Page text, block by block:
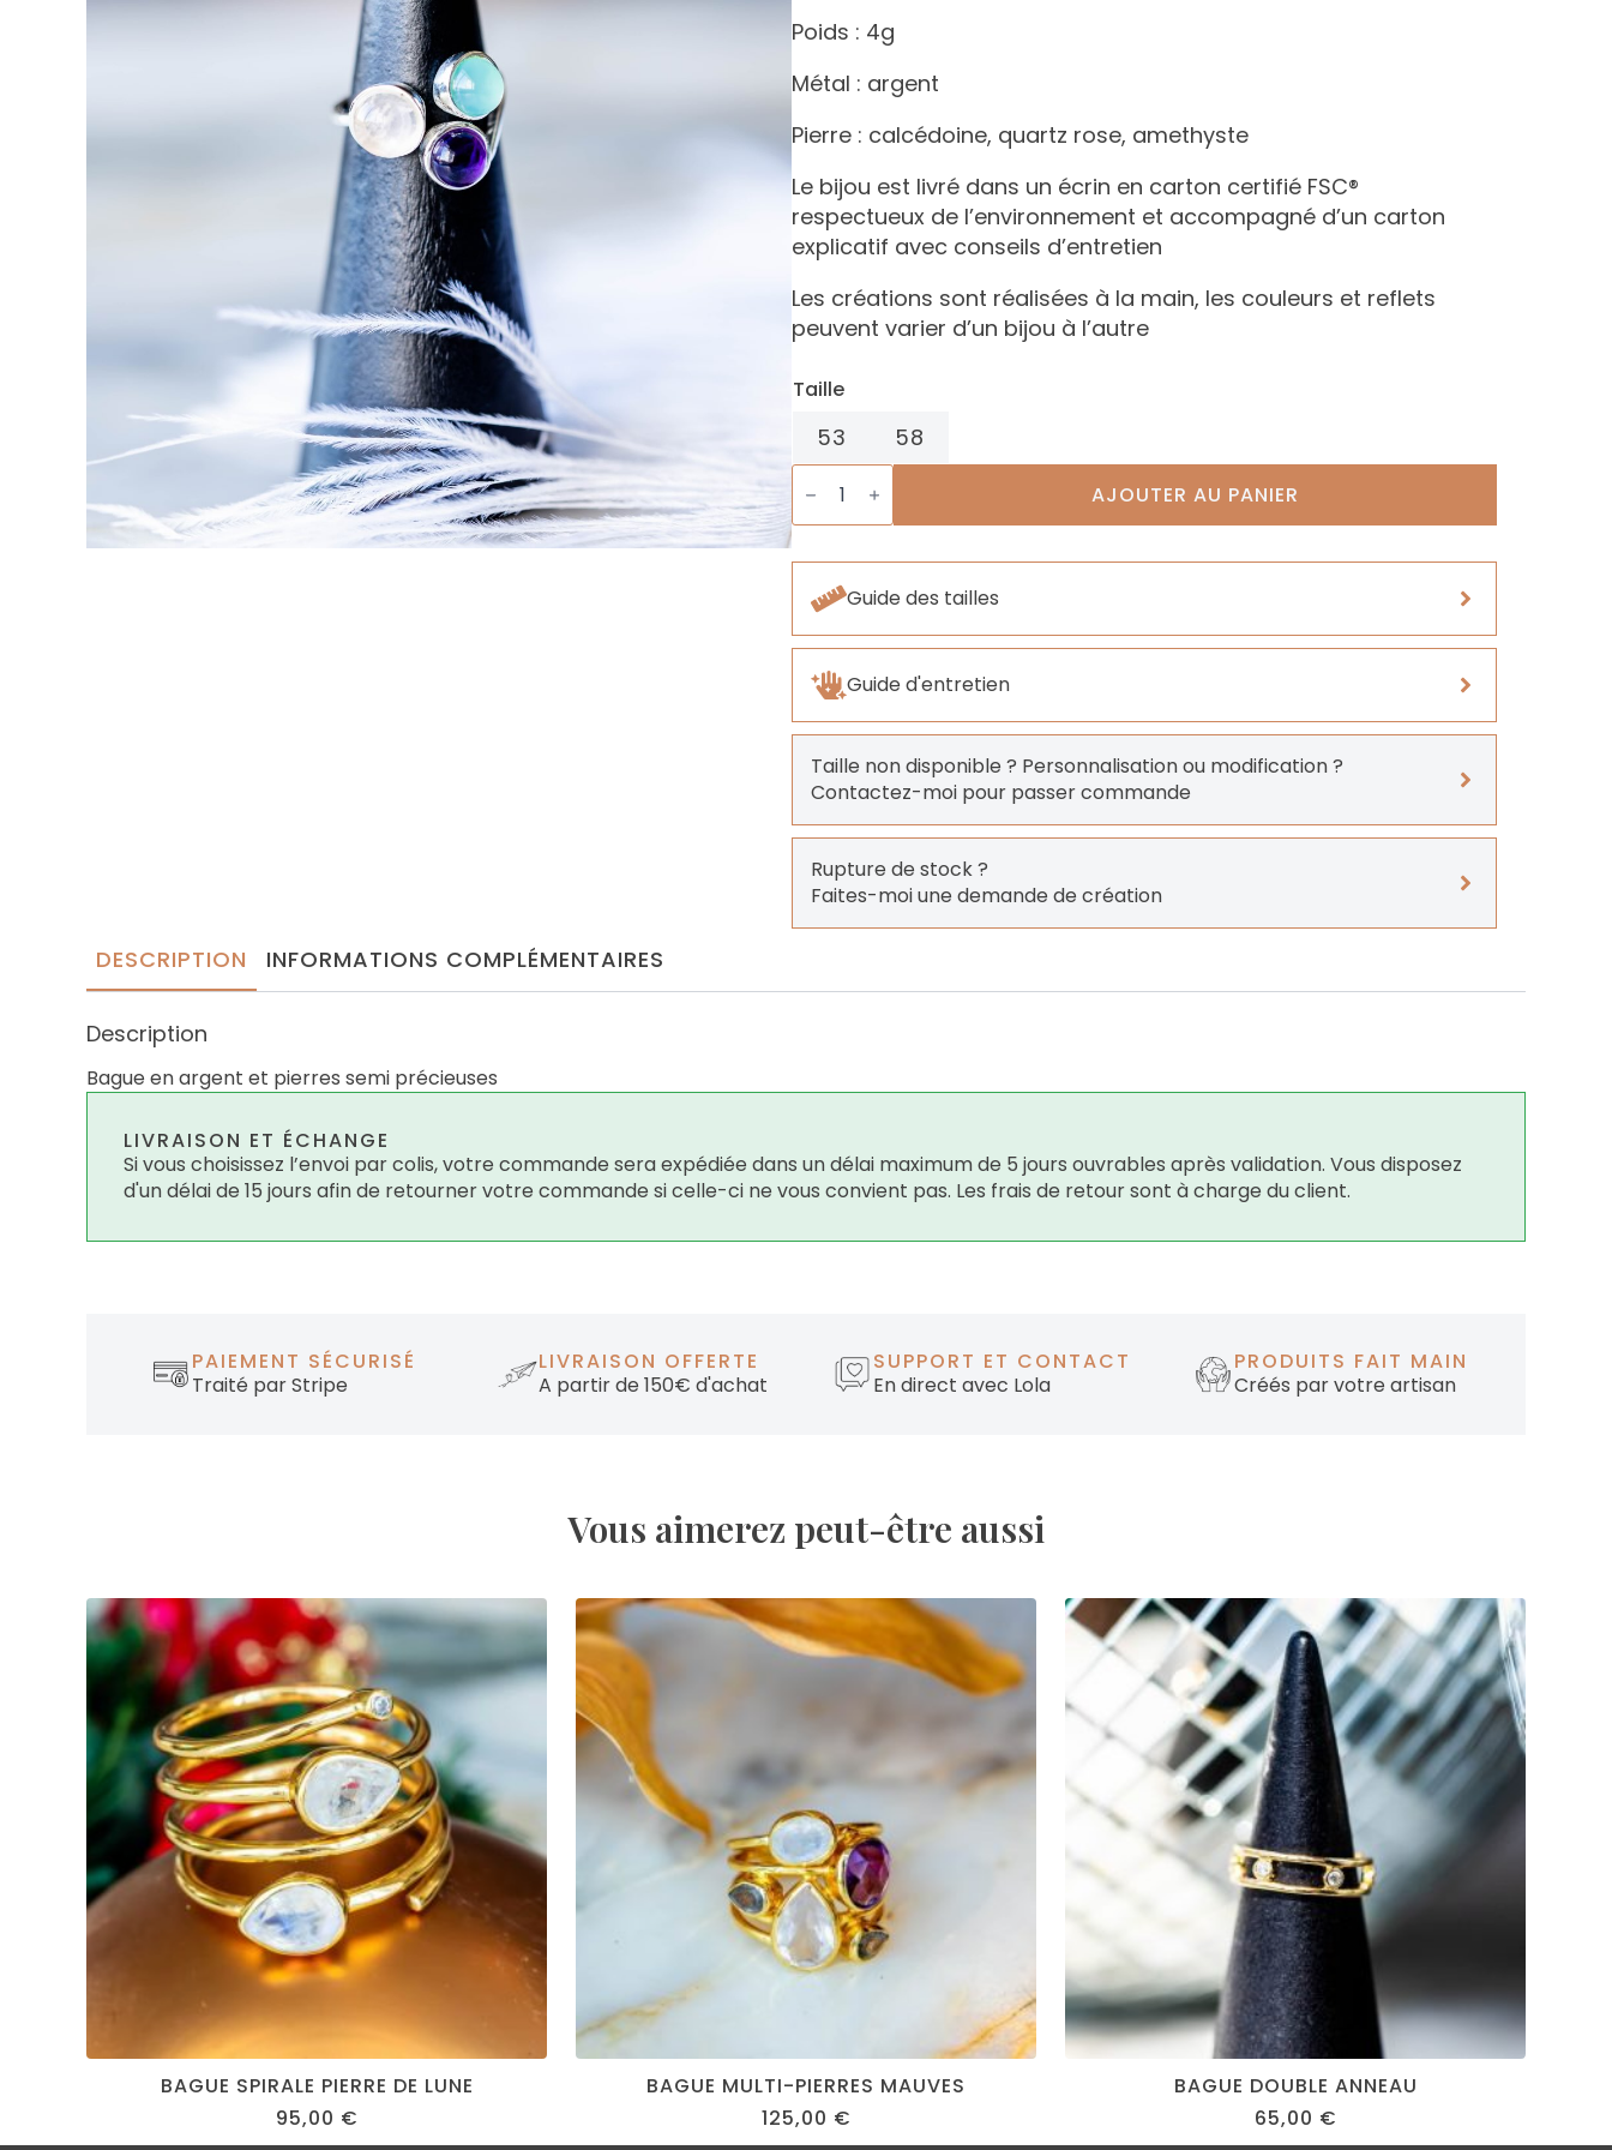
Poids : 4g
Métal : argent
Pierre : calcédoine, quartz rose, amethyste
Le bijou est livré dans un écrin en carton certifié FSC®
respectueux de l’environnement et accompagné d’un carton
explicatif avec conseils d’entretien
Les créations sont réalisées à la main, les couleurs et reflets
peuvent varier d’un bijou à l’autre
Taille
53 58
quantité
de
Bague
Sugar
AJOUTER AU PANIER
Guide des tailles
Guide d'entretien
Taille non disponible ? Personnalisation ou modification ?
Contactez-moi pour passer commande
Rupture de stock ?
Faites-moi une demande de création
DESCRIPTION INFORMATIONS COMPLÉMENTAIRES
Description
Bague en argent et pierres semi précieuses
LIVRAISON ET ÉCHANGE
Si vous choisissez l’envoi par colis, votre commande sera expédiée dans un délai maximum de 5 jours ouvrables après validation. Vous disposez
d'un délai de 15 jours afin de retourner votre commande si celle-ci ne vous convient pas. Les frais de retour sont à charge du client.
PAIEMENT SÉCURISÉ
Traité par Stripe
LIVRAISON OFFERTE
A partir de 150€ d'achat
SUPPORT ET CONTACT
En direct avec Lola
PRODUITS FAIT MAIN
Créés par votre artisan
Vous aimerez peut-être aussi
BAGUE SPIRALE PIERRE DE LUNE
95,00 €
BAGUE MULTI-PIERRES MAUVES
125,00 €
BAGUE DOUBLE ANNEAU
65,00 €